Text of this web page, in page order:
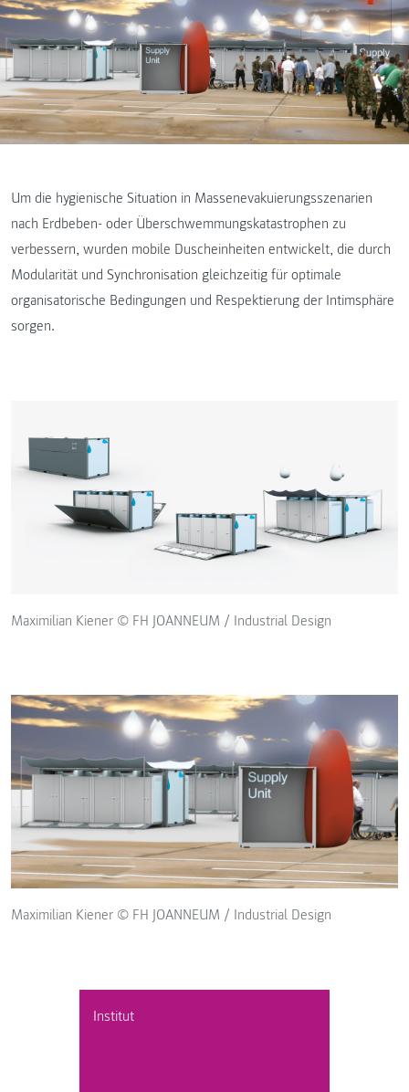
Institut
Um die hygienische Situation in Massenevakuierungsszenarien
nach Erdbeben- oder Überschwemmungskatastrophen zu
verbessern, wurden mobile Duscheinheiten entwickelt, die durch
Modularität und Synchronisation gleichzeitig für optimale
organisatorische Bedingungen und Respektierung der Intimsphäre
sorgen.
Maximilian Kiener © FH JOANNEUM / Industrial Design
Maximilian Kiener © FH JOANNEUM / Industrial Design